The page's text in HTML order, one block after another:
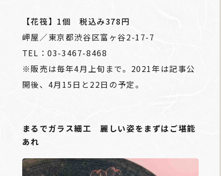
【花筏】1個 税込み378円
岬屋／東京都渋谷区富ヶ谷2-17-7
TEL：03-3467-8468
※販売は毎年4月上旬まで。2021年は記事公
開後、4月15日と22日の予定。
まるでガラス細工 麗しい姿をまずはご堪能
あれ